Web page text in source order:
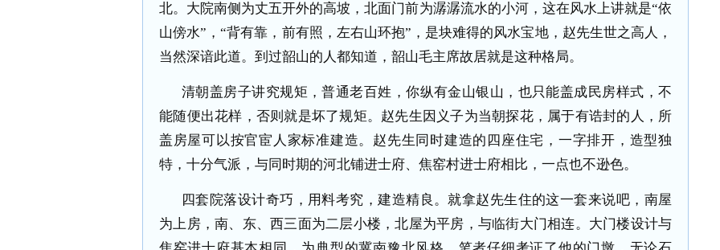
北。大院南侧为丈五开外的高坡，北面门前为潺潺流水的小河，这在风水上讲就是“依
山傍水”，“背有靠，前有照，左右山环抱”，是块难得的风水宝地，赵先生世之高人，
当然深谙此道。到过韶山的人都知道，韶山毛主席故居就是这种格局。
清朝盖房子讲究规矩，普通老百姓，你纵有金山银山，也只能盖成民房样式，不
能随便出花样，否则就是坏了规矩。赵先生因义子为当朝探花，属于有诰封的人，所
盖房屋可以按官宦人家标准建造。赵先生同时建造的四座住宅，一字排开，造型独
特，十分气派，与同时期的河北铺进士府、焦窑村进士府相比，一点也不逊色。
四套院落设计奇巧，用料考究，建造精良。就拿赵先生住的这一套来说吧，南屋
为上房，南、东、西三面为二层小楼，北屋为平房，与临街大门相连。大门楼设计与